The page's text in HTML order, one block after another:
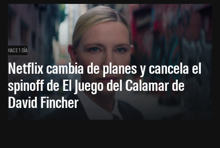
HACE 1 DÍA
Netflix cambia de planes y cancela el
spinoff de El Juego del Calamar de
David Fincher